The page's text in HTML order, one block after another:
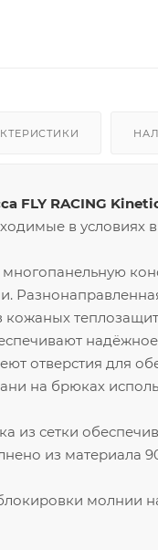
FLY RACING Kinetic
в условиях
кожаных
отверстия для
на брюках
из сетки
из материала
молнии